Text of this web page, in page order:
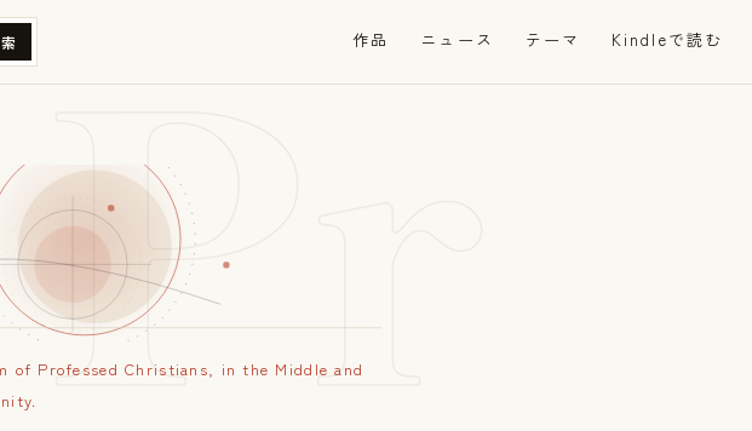
作品 ニュース テーマ Kindleで読む
of Professed Christians, in the Middle and